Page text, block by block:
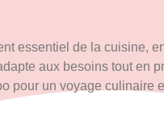
essentiel de la cuisine,
aux besoins tout en
pour un voyage culinaire